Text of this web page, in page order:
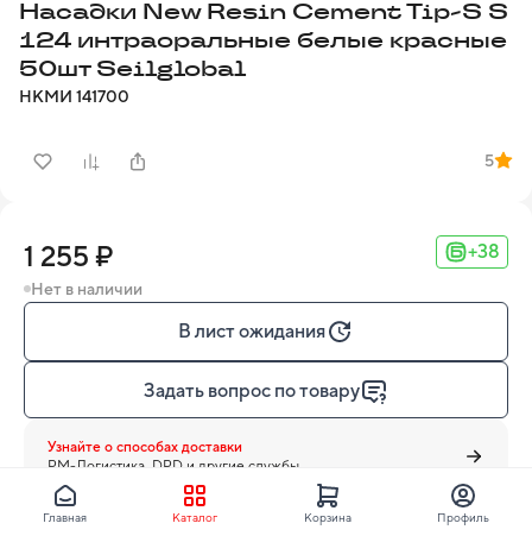
Насадки New Resin Cement Tip-S S
124 интраоральные белые красные
50шт Seilglobal
НКМИ 141700
5
1 255 ₽ +38
Нет в наличии
В лист ожидания
Задать вопрос по товару
Узнайте о способах доставки
PM-Логистика, DPD и другие службы
Главная Каталог Корзина Профиль